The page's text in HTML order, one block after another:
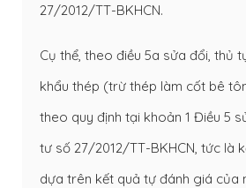
27/2012/TT-BKHCN.
Cụ thể, theo điều 5a sửa đổi, thủ
khẩu thép (trừ thép làm cốt bê
theo quy định tại khoản 1 Điều 5
tư số 27/2012/TT-BKHCN, tức là
dựa trên kết quả tự đánh giá của